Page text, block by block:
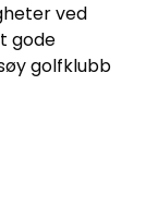
ved
gode
golfklubb